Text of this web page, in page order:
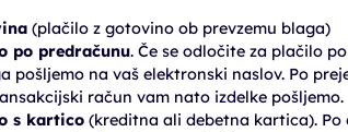
(plačilo z gotovino ob prevzemu blaga)
po predračunu. Če se odločite za plačilo
pošljemo na vaš elektronski naslov. Po
račun vam nato izdelke pošljemo.
s kartico(kreditna ali debetna kartica). Po